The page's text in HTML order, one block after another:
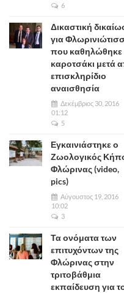
6
Δικαστική
για
που καθηλώθηκε
καροτσάκι μετά
επισκληρίδιο
αναισθησία
Δεκέμβριος 30, 2016
01:12
5
Εγκαινιάστηκε ο
Ζωολογικός
Φλώρινας (video,
pics)
Αύγουστος 19, 2016
10:02
3
Τα ονόματα των
επιτυχόντων της
Φλώρινας στην
τριτοβάθμια
εκπαίδευση για